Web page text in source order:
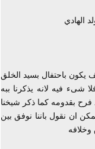
الهادي
يكون باحتفال بسيد الخلق
شىء فيه لانه يذكرنا ببه
فرح بقدومه كما ذكر شيخنا
ان نقول باننا نوفق بين
وخلافه